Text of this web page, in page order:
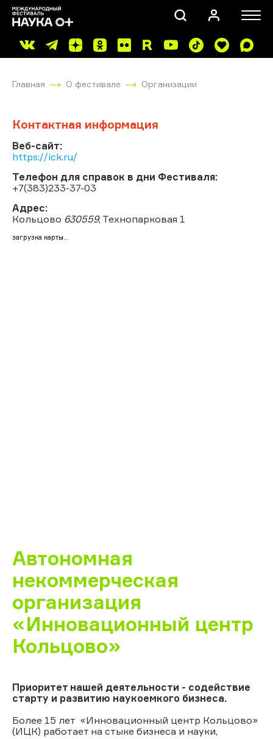
Главная О фестивале Организации
Контактная информация
Веб-сайт:
https://ick.ru/
Телефон для справок в дни Фестиваля:
+7(383)233-37-03
Адрес:
Кольцово 630559, Технопарковая 1
загрузка карты...
Автономная
некоммерческая
организация
«Инновационный центр
Кольцово»
Приоритет нашей деятельности - содействие
старту и развитию наукоемкого бизнеса.
Более 15 лет «Инновационный центр Кольцово»
(ИЦК) работает на стыке бизнеса и науки,